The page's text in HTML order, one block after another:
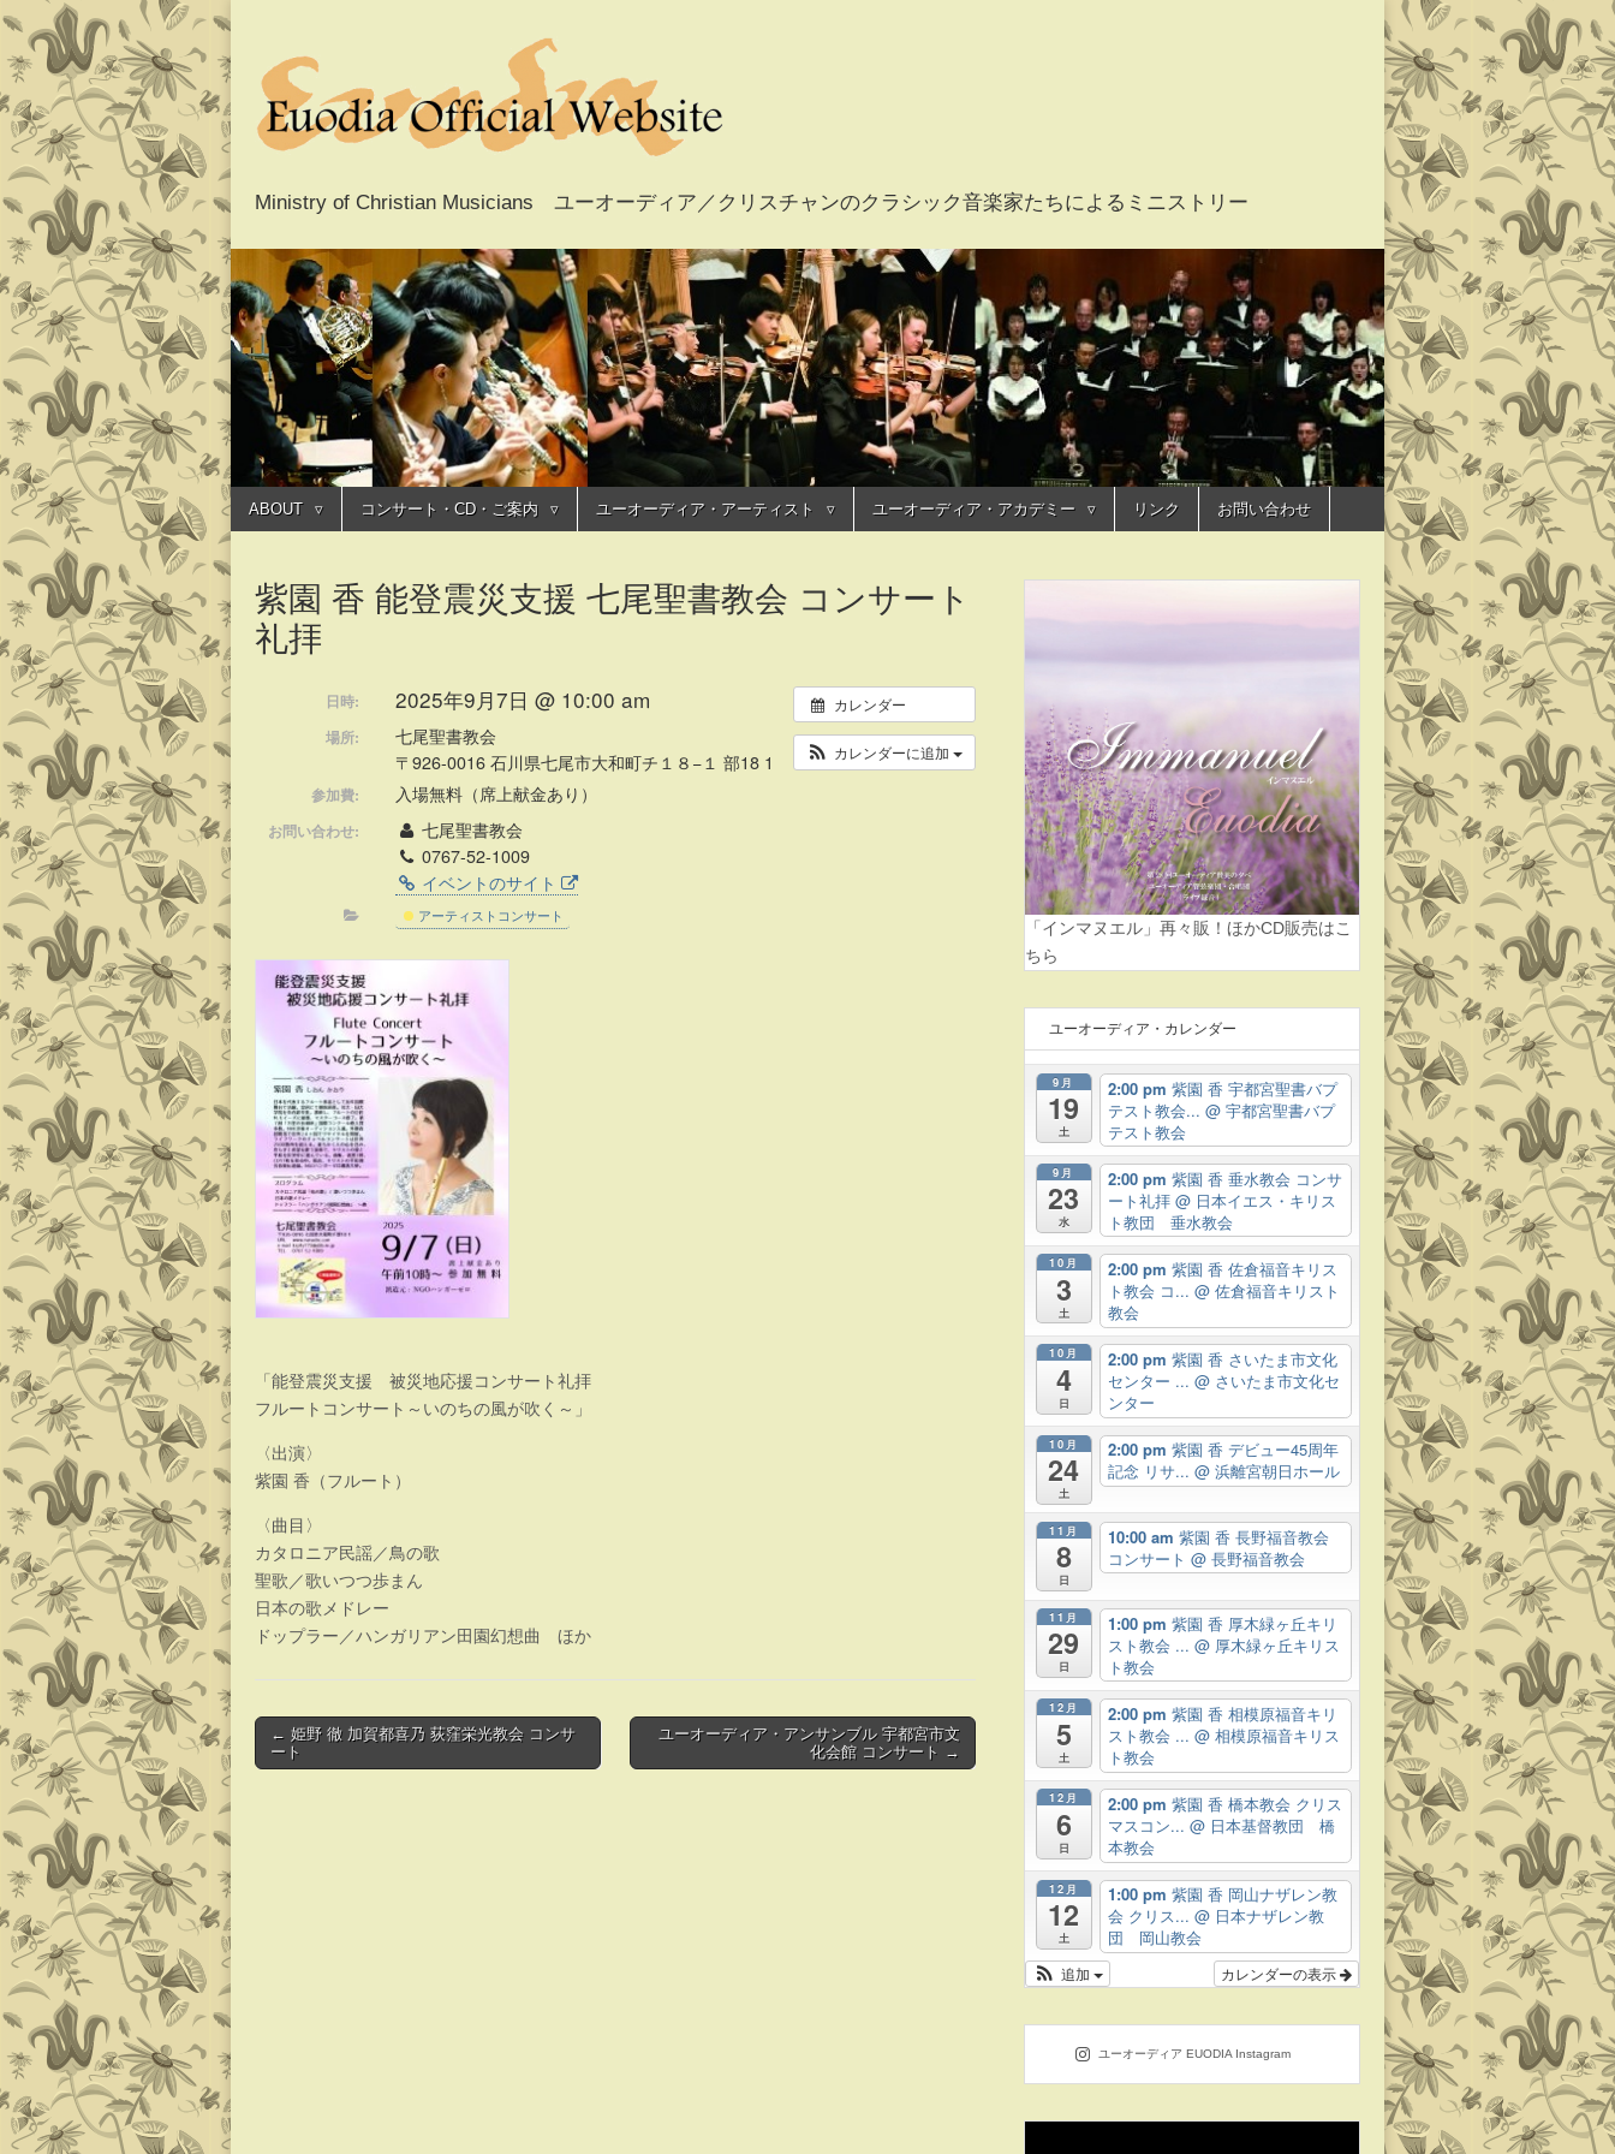
Euodia Official Website / ユーオーディア
オフィシャルウェブサイト
Ministry of Christian Musicians ユーオーディア／クリスチャンのクラシック音楽家たちによるミニストリー
Main
menu
Skip
ABOUT コンサート・CD・ご案内 ユーオーディア・アーティスト ユーオーディア・アカデミー リンク お問い合わせ
紫園 香 能登震災支援 七尾聖書教会 コンサート
礼拝
カレンダー
カレンダーに追加
日時: 2025年9月7日 @ 10:00 am
場所:
七尾聖書教会
〒926-0016 石川県七尾市大和町チ１８−１ 部18 1
参加費: 入場無料（席上献金あり）
お問い合わせ:
七尾聖書教会
0767-52-1009
イベントのサイト
アーティストコンサート
「能登震災支援 被災地応援コンサート礼拝
フルートコンサート～いのちの風が吹く～」
〈出演〉
紫園 香（フルート）
〈曲目〉
カタロニア民謡／鳥の歌
聖歌／歌いつつ歩まん
日本の歌メドレー
ドップラー／ハンガリアン田園幻想曲 ほか
Post
navigation
← 姫野 徹 加賀都喜乃 荻窪栄光教会 コンサ
ート
ユーオーディア・アンサンブル 宇都宮市文
化会館 コンサート →
「インマヌエル」再々販！ほかCD販売はこ
ちら
ユーオーディア・カレンダー
9月
19
土
2:00 pm 紫園 香 宇都宮聖書バプ
テスト教会... @ 宇都宮聖書バプ
テスト教会
9月
23
水
2:00 pm 紫園 香 垂水教会 コンサ
ート礼拝 @ 日本イエス・キリス
ト教団 垂水教会
10月
3
土
2:00 pm 紫園 香 佐倉福音キリス
ト教会 コ... @ 佐倉福音キリスト
教会
10月
4
日
2:00 pm 紫園 香 さいたま市文化
センター ... @ さいたま市文化セ
ンター
10月
24
土
2:00 pm 紫園 香 デビュー45周年
記念 リサ... @ 浜離宮朝日ホール
11月
8
日
10:00 am 紫園 香 長野福音教会
コンサート @ 長野福音教会
11月
29
日
1:00 pm 紫園 香 厚木緑ヶ丘キリ
スト教会 ... @ 厚木緑ヶ丘キリス
ト教会
12月
5
土
2:00 pm 紫園 香 相模原福音キリ
スト教会 ... @ 相模原福音キリス
ト教会
12月
6
日
2:00 pm 紫園 香 橋本教会 クリス
マスコン... @ 日本基督教団 橋
本教会
12月
12
土
1:00 pm 紫園 香 岡山ナザレン教
会 クリス... @ 日本ナザレン教
団 岡山教会
カレンダーの表示
追加
ユーオーディア EUODIA Instagram